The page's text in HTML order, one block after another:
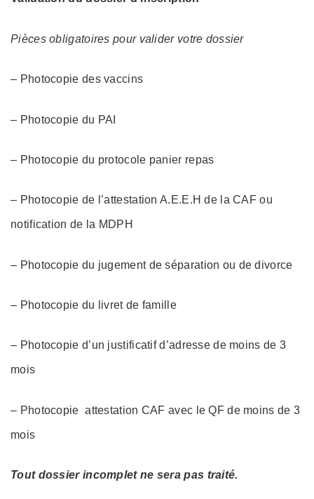
Pièces obligatoires pour valider votre dossier
– Photocopie des vaccins
– Photocopie du PAI
– Photocopie du protocole panier repas
– Photocopie de l’attestation A.E.E.H de la CAF ou
notification de la MDPH
– Photocopie du jugement de séparation ou de divorce
– Photocopie du livret de famille
– Photocopie d’un justificatif d’adresse de moins de 3
mois
– Photocopie attestation CAF avec le QF de moins de 3
mois
Tout dossier incomplet ne sera pas traité.